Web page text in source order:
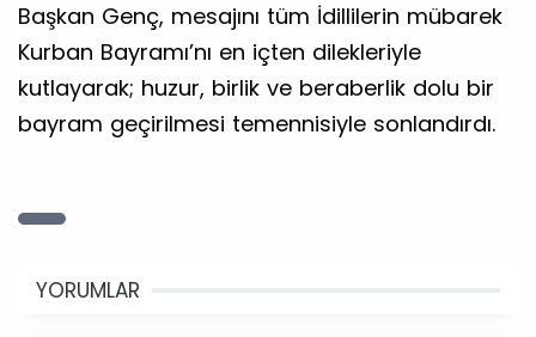
​Başkan Genç, mesajını tüm İdillilerin mübarek
Kurban Bayramı’nı en içten dilekleriyle
kutlayarak; huzur, birlik ve beraberlik dolu bir
bayram geçirilmesi temennisiyle sonlandırdı.
YORUMLAR